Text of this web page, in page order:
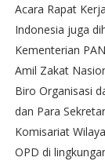
Acara Rapat
Indonesia juga
Kementerian
Amil Zakat
Biro Organisasi
dan Para
Komisariat
OPD di